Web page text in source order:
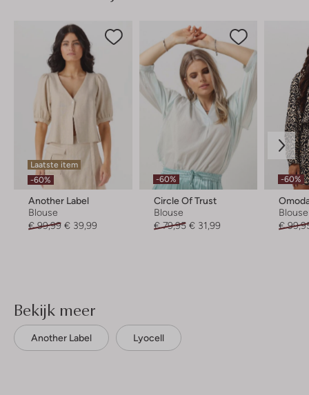
Laatste item
-60%
Another Label
Blouse
€ 99,99 € 39,99
-60%
Circle Of Trust
Blouse
€ 79,95 € 31,99
-60%
Blouse
€
Bekijk meer
Another Label Lyocell